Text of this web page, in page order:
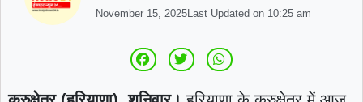
November 15, 2025Last Updated on 10:25 am